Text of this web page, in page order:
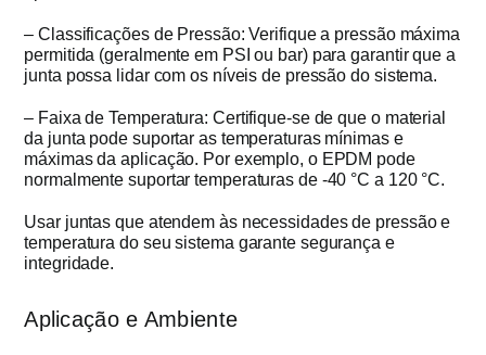
– Classificações de Pressão: Verifique a pressão máxima
permitida (geralmente em PSI ou bar) para garantir que a
junta possa lidar com os níveis de pressão do sistema.
– Faixa de Temperatura: Certifique-se de que o material
da junta pode suportar as temperaturas mínimas e
máximas da aplicação. Por exemplo, o EPDM pode
normalmente suportar temperaturas de -40 °C a 120 °C.
Usar juntas que atendem às necessidades de pressão e
temperatura do seu sistema garante segurança e
integridade.
Aplicação e Ambiente